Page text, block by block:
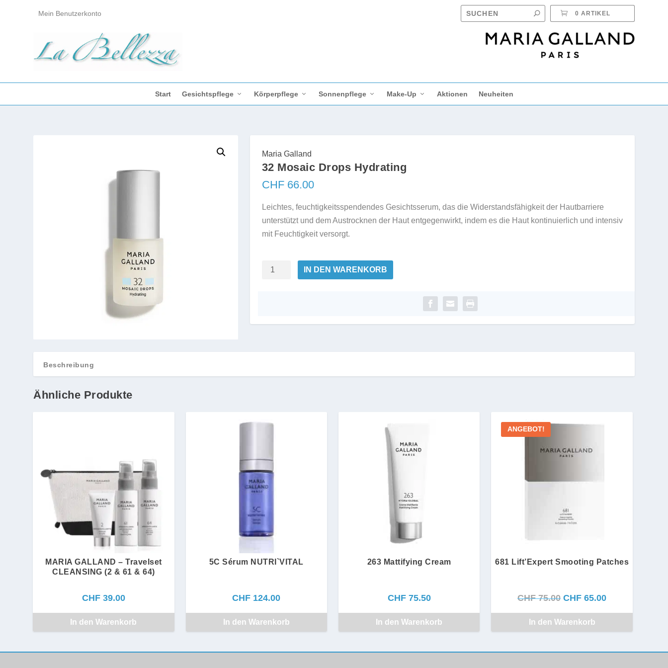
Mein Benutzerkonto 0 ARTIKEL
Start Gesichtspflege Körperpflege Sonnenpflege Make-Up Aktionen Neuheiten
Maria Galland
32 Mosaic Drops Hydrating
CHF66.00
Leichtes, feuchtigkeitsspendendes Gesichtsserum, das die Widerstandsfähigkeit der Hautbarriere
unterstützt und dem Austrocknen der Haut entgegenwirkt, indem es die Haut kontinuierlich und intensiv
mit Feuchtigkeit versorgt.
IN DEN WARENKORB
Beschreibung
Ähnliche Produkte
MARIA GALLAND – Travelset
CLEANSING (2 & 61 & 64)
CHF39.00
In den Warenkorb
5C Sérum NUTRI`VITAL
CHF 124.00
In den Warenkorb
263 Mattifying Cream
CHF75.50
In den Warenkorb
ANGEBOT!
681 Lift’Expert Smooting Patches
CHF75.00 U
r
s
r
CHF 65.00A
k
e
In den Warenkorb